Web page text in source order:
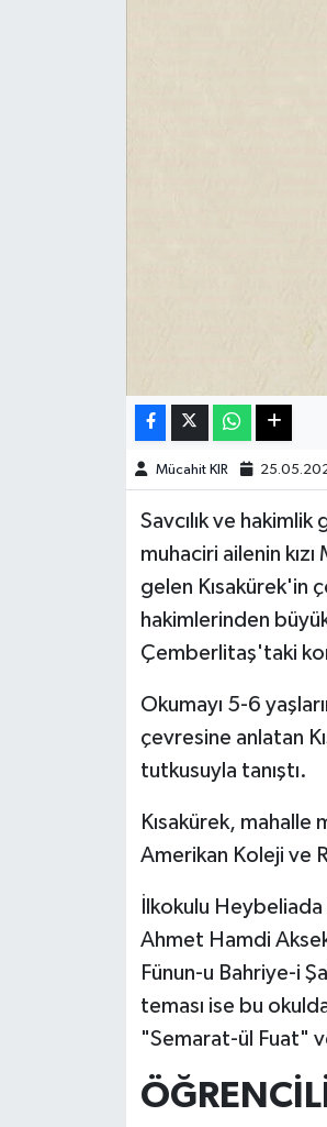
Mücahit KIR
Savcılık ve
muhaciri ailenin
gelen Kısakürek'in
hakimlerinden
Çemberlitaş'taki
Okumayı 5-6
çevresine anlatan
tutkusuyla tanıştı.
Kısakürek,
Amerikan Koleji ve
İlkokulu
Ahmet Hamdi
Fünun-u Bahriye-i
teması ise bu
"Semarat-ül Fuat"
SürManşet
KAHRAMANMARAŞ